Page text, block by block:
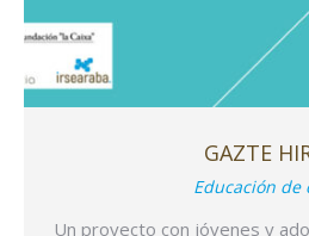
GAZTE
Educación de
Un proyecto con jóvenes y